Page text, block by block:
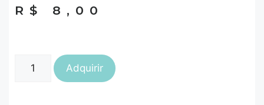
R$ 8,00
Adquirir